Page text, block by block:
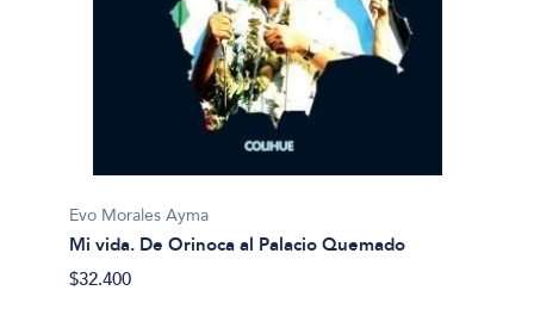
Evo Morales Ayma
Mi vida. De Orinoca al Palacio Quemado
$32.400